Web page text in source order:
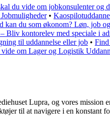
du vide om jobkonsulenter og
•
kan du som økonom? Løn, job
Bliv kontorelev med speciale i
til uddannelse eller job •
om Lager og Logistik
Lupra, og vores mission
til at navigere i en konstant